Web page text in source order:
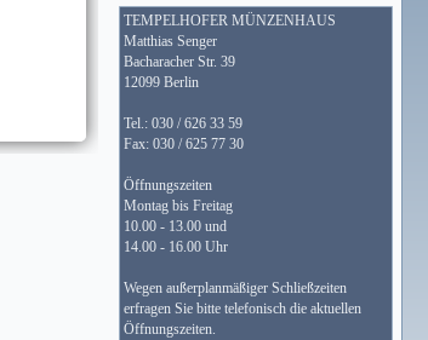
TEMPELHOFER MÜNZENHAUS
Matthias Senger
Bacharacher Str. 39
12099 Berlin
Tel.: 030 / 626 33 59
Fax: 030 / 625 77 30
Öffnungszeiten
Montag bis Freitag
10.00 - 13.00 und
14.00 - 16.00 Uhr
Wegen außerplanmäßiger Schließzeiten
erfragen Sie bitte telefonisch die aktuellen
Öffnungszeiten.